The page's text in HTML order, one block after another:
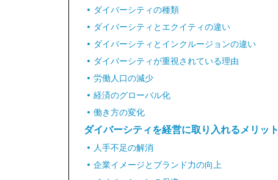
ダイバーシティの種類
ダイバーシティとエクイティの違い
ダイバーシティとインクルージョンの違い
ダイバーシティが重視されている理由
労働人口の減少
経済のグローバル化
働き方の変化
ダイバーシティを経営に取り入れるメリット
人手不足の解消
企業イメージとブランド力の向上